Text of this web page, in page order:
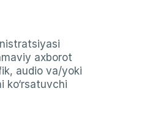
axborot
audio va/yoki
ko‘rsatuvchi